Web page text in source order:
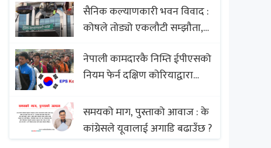
सैनिक कल्याणकारी भवन विवाद :
कोषले तोड्यो एकलौटी सम्झौता,
बिखलबन्दमा (भिडियो)
नेपाली कामदारकै निम्ति ईपीएसको
नियम फेर्न दक्षिण कोरियाद्वारा
समयको माग, पुस्ताको आवाज : के
कांग्रेसले यूवालाई अगाडि बढाउँछ ?